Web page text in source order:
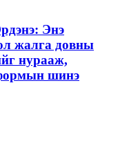
Энэ
жалга довны
нурааж,
шинэ